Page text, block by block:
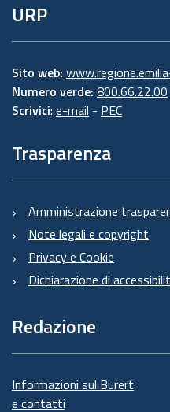
URP
Sito web:
Numero verde: 800.66.22.00
Scrivici: e-mail - PEC
Trasparenza
Amministrazione
Note legali e copyright
Privacy e Cookie
Dichiarazione di
Redazione
Informazioni sul Burert
e contatti